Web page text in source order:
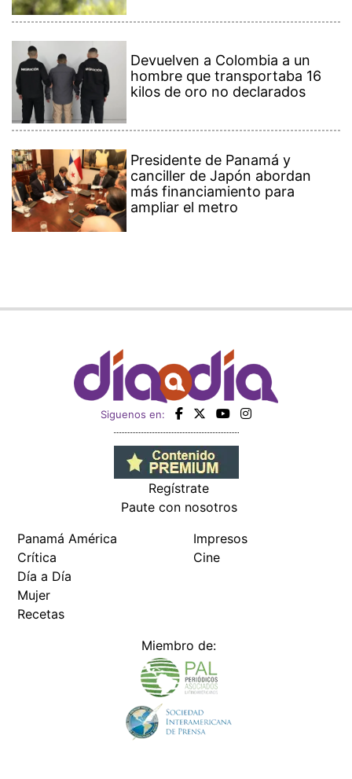
Devuelven a Colombia a un
hombre que transportaba 16
kilos de oro no declarados
Presidente de Panamá y
canciller de Japón abordan
más financiamiento para
ampliar el metro
Siguenos en:
Regístrate
Paute con nosotros
Panamá América
Crítica
Día a Día
Mujer
Recetas
Impresos
Cine
Miembro de: